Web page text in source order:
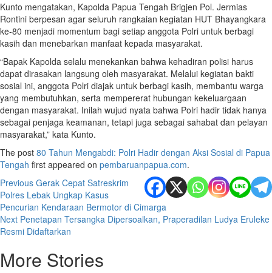
Kunto mengatakan, Kapolda Papua Tengah Brigjen Pol. Jermias
Rontini berpesan agar seluruh rangkaian kegiatan HUT Bhayangkara
ke-80 menjadi momentum bagi setiap anggota Polri untuk berbagi
kasih dan menebarkan manfaat kepada masyarakat.
“Bapak Kapolda selalu menekankan bahwa kehadiran polisi harus
dapat dirasakan langsung oleh masyarakat. Melalui kegiatan bakti
sosial ini, anggota Polri diajak untuk berbagi kasih, membantu warga
yang membutuhkan, serta mempererat hubungan kekeluargaan
dengan masyarakat. Inilah wujud nyata bahwa Polri hadir tidak hanya
sebagai penjaga keamanan, tetapi juga sebagai sahabat dan pelayan
masyarakat,” kata Kunto.
The post 80 Tahun Mengabdi: Polri Hadir dengan Aksi Sosial di Papua
Tengah first appeared on pembaruanpapua.com.
Post
navigation
Previous Gerak Cepat Satreskrim
Polres Lebak Ungkap Kasus
Pencurian Kendaraan Bermotor di Cimarga
Next Penetapan Tersangka Dipersoalkan, Praperadilan Ludya Eruleke
Resmi Didaftarkan
More Stories